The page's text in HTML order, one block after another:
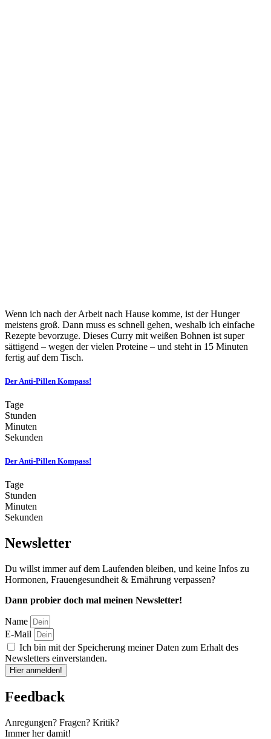
Wenn ich nach der Arbeit nach Hause komme, ist der Hunger
meistens groß. Dann muss es schnell gehen, weshalb ich einfache
Rezepte bevorzuge. Dieses Curry mit weißen Bohnen ist super
sättigend – wegen der vielen Proteine – und steht in 15 Minuten
fertig auf dem Tisch.
Der Anti-Pillen Kompass!
Tage
Stunden
Minuten
Sekunden
Der Anti-Pillen Kompass!
Tage
Stunden
Minuten
Sekunden
Newsletter
Du willst immer auf dem Laufenden bleiben, und keine Infos zu
Hormonen, Frauengesundheit & Ernährung verpassen?
Dann probier doch mal meinen Newsletter!
Name
E-Mail
Ich bin mit der Speicherung meiner Daten zum Erhalt des
Newsletters einverstanden.
Hier anmelden!
Feedback
Anregungen? Fragen? Kritik?
Immer her damit!